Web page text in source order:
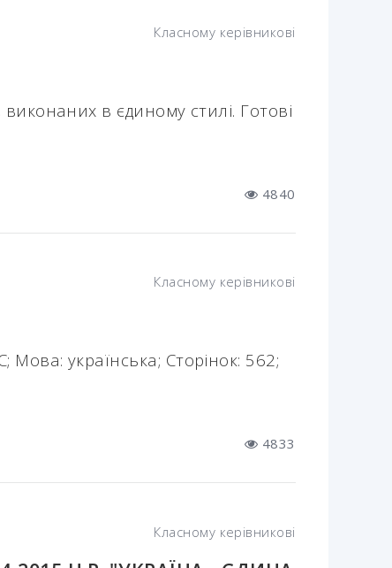
Класному керівникові
в єдиному стилі. Готові
4840
Класному керівникові
українська; Сторінок: 562;
4833
Класному керівникові